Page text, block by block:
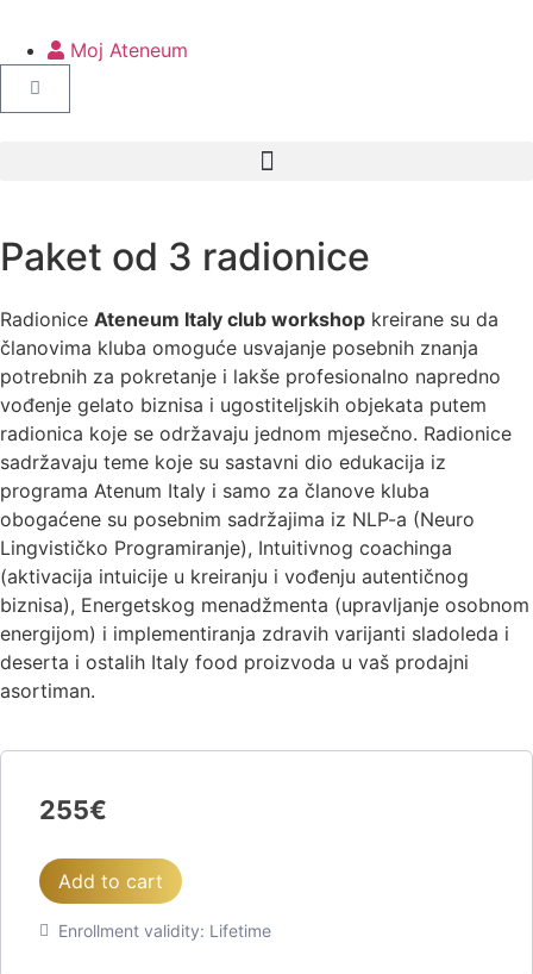
Moj Ateneum
Paket od 3 radionice
Radionice Ateneum Italy club workshop kreirane su da
članovima kluba omoguće usvajanje posebnih znanja
potrebnih za pokretanje i lakše profesionalno napredno
vođenje gelato biznisa i ugostiteljskih objekata putem
radionica koje se održavaju jednom mjesečno. Radionice
sadržavaju teme koje su sastavni dio edukacija iz
programa Atenum Italy i samo za članove kluba
obogaćene su posebnim sadržajima iz NLP-a (Neuro
Lingvističko Programiranje), Intuitivnog coachinga
(aktivacija intuicije u kreiranju i vođenju autentičnog
biznisa), Energetskog menadžmenta (upravljanje osobnom
energijom) i implementiranja zdravih varijanti sladoleda i
deserta i ostalih Italy food proizvoda u vaš prodajni
asortiman.
255€
Add to cart
Enrollment validity: Lifetime